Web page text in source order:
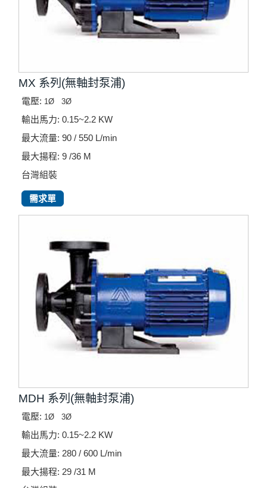
MX 系列(無軸封泵浦)
電壓: 1Ø 3Ø
輸出馬力: 0.15~2.2 KW
最大流量: 90 / 550 L/min
最大揚程: 9 /36 M
台灣組裝
需求單
MDH 系列(無軸封泵浦)
電壓: 1Ø 3Ø
輸出馬力: 0.15~2.2 KW
最大流量: 280 / 600 L/min
最大揚程: 29 /31 M